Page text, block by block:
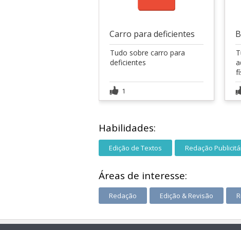
Carro para deficientes
Tudo sobre carro para
deficientes
1
Habilidades:
Edição de Textos Redação
Áreas de interesse:
Redação Edição & Revisão